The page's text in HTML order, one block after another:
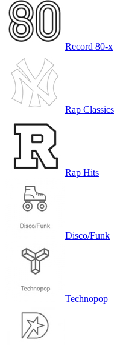
Record 80-х
Rap Classics
Rap Hits
Disco/Funk
Technopop